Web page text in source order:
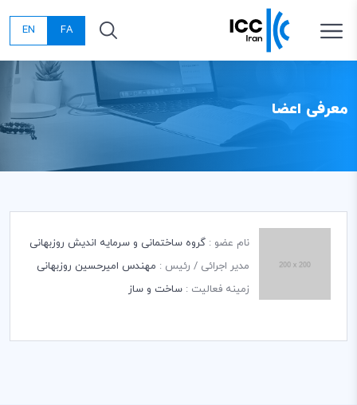
FA
EN
معرفی اعضا
نام عضو : گروه ساختمانی و سرمایه اندیش روزبهانی
مدیر اجرائی / رئیس : مهندس امیرحسین روزبهانی
زمینه فعالیت : ساخت و ساز